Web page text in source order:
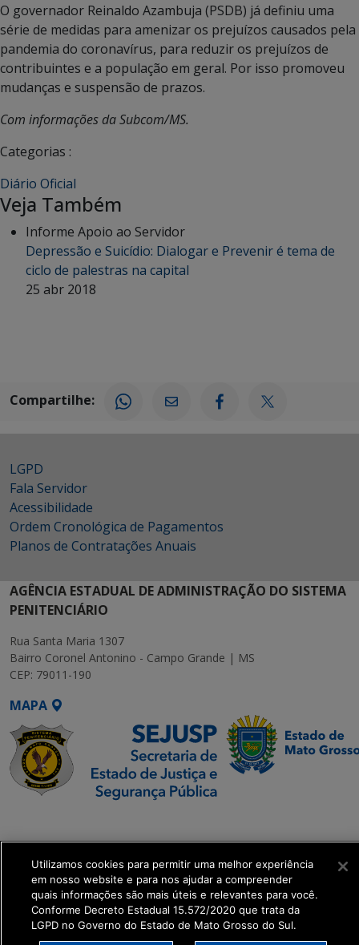
O governador Reinaldo Azambuja (PSDB) já definiu uma
série de medidas para amenizar os prejuízos causados pela
pandemia do coronavírus, para reduzir os prejuízos de
contribuintes e a população em geral. Por isso promoveu
mudanças e suspensão de prazos.
Com informações da Subcom/MS.
Categorias :
Diário Oficial
Veja Também
Informe Apoio ao Servidor
Depressão e Suicídio: Dialogar e Prevenir é tema de
ciclo de palestras na capital
25 abr 2018
Compartilhe:
LGPD
Fala Servidor
Acessibilidade
Ordem Cronológica de Pagamentos
Planos de Contratações Anuais
AGÊNCIA ESTADUAL DE ADMINISTRAÇÃO DO SISTEMA
PENITENCIÁRIO
Rua Santa Maria 1307
Bairro Coronel Antonino - Campo Grande | MS
CEP: 79011-190
MAPA
Executiva de
Transformação Digital
get_footer();
Utilizamos cookies para permitir uma melhor experiência
em nosso website e para nos ajudar a compreender
quais informações são mais úteis e relevantes para você.
Conforme Decreto Estadual 15.572/2020 que trata da
LGPD no Governo do Estado de Mato Grosso do Sul.